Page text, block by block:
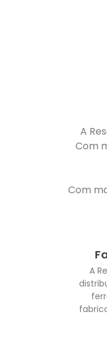
A
Com
Com
A